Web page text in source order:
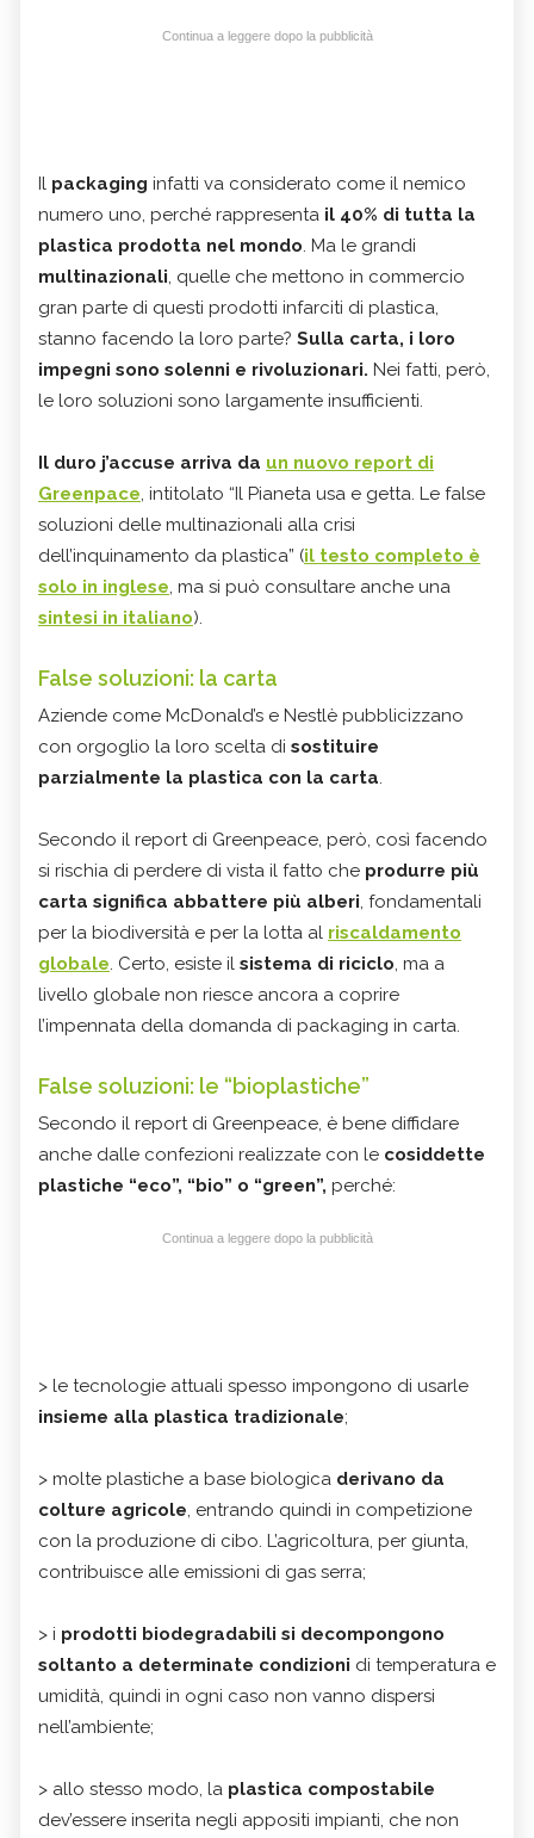
Continua a leggere dopo la pubblicità
Il packaging infatti va considerato come il nemico
numero uno, perché rappresenta il 40% di tutta la
plastica prodotta nel mondo . Ma le grandi
multinazionali , quelle che mettono in commercio
gran parte di questi prodotti infarciti di plastica,
stanno facendo la loro parte? Sulla carta, i loro
impegni sono solenni e rivoluzionari. Nei fatti, però,
le loro soluzioni sono largamente insufficienti.
Il duro j’accuse arriva da un nuovo report di
Greenpace , intitolato “Il Pianeta usa e getta. Le false
soluzioni delle multinazionali alla crisi
dell’inquinamento da plastica” (il testo completo è
solo in inglese , ma si può consultare anche una
sintesi in italiano).
False soluzioni: la carta
Aziende come McDonald’s e Nestlè pubblicizzano
con orgoglio la loro scelta di sostituire
parzialmente la plastica con la carta
Secondo il report di Greenpeace, però, così facendo
si rischia di perdere di vista il fatto che produrre più
carta significa abbattere più alberi , fondamentali
per la biodiversità e per la lotta al riscaldamento
globale . Certo, esiste il sistema di riciclo , ma a
livello globale non riesce ancora a coprire
l’impennata della domanda di packaging in carta.
False soluzioni: le “bioplastiche”
Secondo il report di Greenpeace, è bene diffidare
anche dalle confezioni realizzate con le cosiddette
plastiche “eco”, “bio” o “green”, perché:
Continua a leggere dopo la pubblicità
> le tecnologie attuali spesso impongono di usarle
insieme alla plastica tradizionale;
> molte plastiche a base biologica derivano da
colture agricole , entrando quindi in competizione
con la produzione di cibo. L’agricoltura, per giunta,
contribuisce alle emissioni di gas serra;
> i prodotti biodegradabili si decompongono
soltanto a determinate condizioni di temperatura e
umidità, quindi in ogni caso non vanno dispersi
nell’ambiente;
> allo stesso modo, la plastica compostabile
dev’essere inserita negli appositi impianti, che non